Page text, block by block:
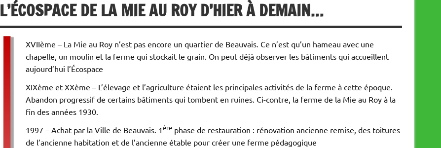
L’ÉCOSPACE DE LA MIE AU ROY D’HIER À DEMAIN…
XVIIème – La Mie au Roy n’est pas encore un quartier de Beauvais. Ce n’est qu’un hameau avec une
chapelle, un moulin et la ferme qui stockait le grain. On peut déjà observer les bâtiments qui accueillent
aujourd’hui l’Écospace
XIXème et XXème – L’élevage et l’agriculture étaient les principales activités de la ferme à cette époque.
Abandon progressif de certains bâtiments qui tombent en ruines. Ci-contre, la ferme de la Mie au Roy à la
fin des années 1930.
1997 – Achat par la Ville de Beauvais. 1èrephase de restauration : rénovation ancienne remise, des toitures
de l’ancienne habitation et de l’ancienne étable pour créer une ferme pédagogique